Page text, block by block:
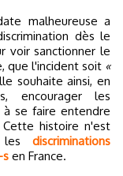
malheureuse a
dès le
voir sanctionner le
que l'incident soit «
souhaite ainsi, en
encourager les
à se faire entendre
histoire n'est
les discriminations
s en France.